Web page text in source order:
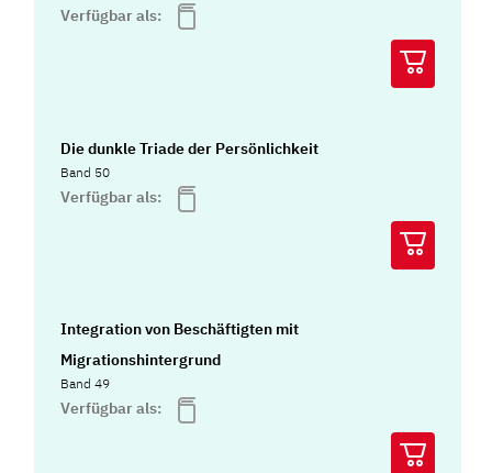
Verfügbar als:
Die dunkle Triade der Persönlichkeit
Band 50
Verfügbar als:
Integration von Beschäftigten mit
Migrationshintergrund
Band 49
Verfügbar als: